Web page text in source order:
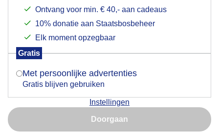
Ontvang voor min. € 40,- aan cadeaus
10% donatie aan Staatsbosbeheer
Elk moment opzegbaar
Gratis
Met persoonlijke advertenties
Gratis blijven gebruiken
Instellingen
Doorgaan
Door: Gijs Bastianen Gemaakt: 14-08-2025, 42x bekeken
Indien je hier nog geen akkoord op hebt gegeven,
verschijnt er zo een pop-up uit je browser waarin
Is goed, toon de popup
Nu niet, misschien later